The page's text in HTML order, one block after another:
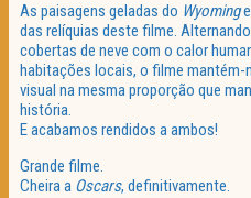
As paisagens geladas do Wyoming
das relíquias deste filme.
cobertas de neve com o calor
habitações locais, o filme mantém-
visual na mesma proporção que
história.
E acabamos rendidos a ambos!
Grande filme.
Cheira a Oscars, definitivamente.